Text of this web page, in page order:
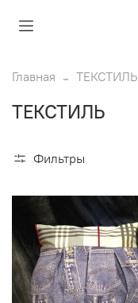
Главная ТЕКСТИЛЬ
ТЕКСТИЛЬ
Фильтры